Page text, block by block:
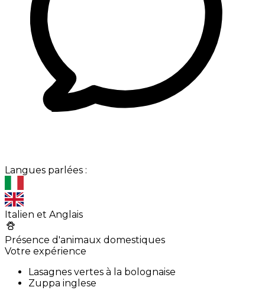
Langues parlées :
Italien et Anglais
Présence d'animaux domestiques
Votre expérience
Lasagnes vertes à la bolognaise
Zuppa inglese